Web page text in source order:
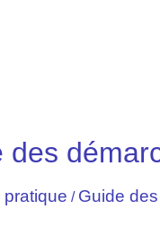
des
pratique / Guide